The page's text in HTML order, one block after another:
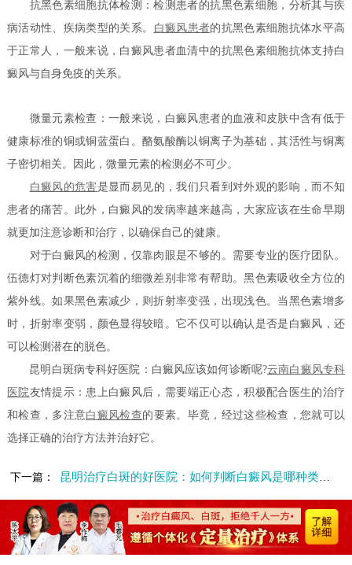
抗黑色素细胞抗体检测：检测患者的抗黑色素细胞，分析其与疾
病活动性、疾病类型的关系。 白癜风患者的抗黑色素细胞抗体水平高
于正常人，一般来说，白癜风患者血清中的抗黑色素细胞抗体支持白
癜风与自身免疫的关系。
微量元素检查：一般来说，白癜风患者的血液和皮肤中含有低于
健康标准的铜或铜蓝蛋白。酪氨酸酶以铜离子为基础，其活性与铜离
子密切相关。因此，微量元素的检测必不可少。
白癜风的危害是显而易见的，我们只看到对外观的影响，而不知
患者的痛苦。此外，白癜风的发病率越来越高，大家应该在生命早期
就更加注意诊断和治疗，以确保自己的健康。
对于白癜风的检测，仅靠肉眼是不够的。需要专业的医疗团队。
伍德灯对判断色素沉着的细微差别非常有帮助。黑色素吸收全方位的
紫外线。如果黑色素减少，则折射率变强，出现浅色。当黑色素增多
时，折射率变弱，颜色显得较暗。它不仅可以确认是否是白癜风，还
可以检测潜在的脱色。
昆明白斑病专科好医院：白癜风应该如何诊断呢?云南白癜风专科
医院友情提示：患上白癜风后，需要端正心态，积极配合医生的治疗
和检查，多注意白癜风检查的要素。毕竟，经过这些检查，您就可以
选择正确的治疗方法并治好它。
下一篇： 昆明治疗白斑的好医院：如何判断白癜风是哪种类型的?